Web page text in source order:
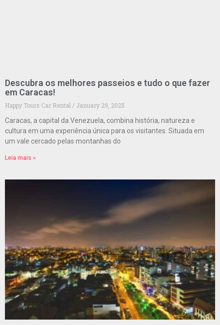
Descubra os melhores passeios e tudo o que fazer
em Caracas!
Happy Tours Car Rental
January 29, 2025
Caracas, a capital da Venezuela, combina história, natureza e
cultura em uma experiência única para os visitantes. Situada em
um vale cercado pelas montanhas do
Leia mais »